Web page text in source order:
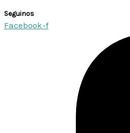
Seguinos
Facebook-f